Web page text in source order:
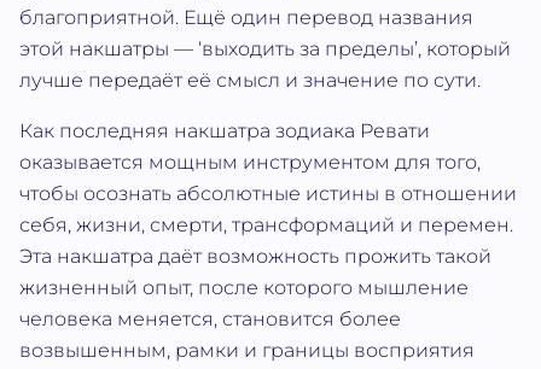
благоприятной. Ещё один перевод названия
этой накшатры — ‘выходить за пределы’, который
лучше передаёт её смысл и значение по сути.
Как последняя накшатра зодиака Ревати
оказывается мощным инструментом для того,
чтобы осознать абсолютные истины в отношении
себя, жизни, смерти, трансформаций и перемен.
Эта накшатра даёт возможность прожить такой
жизненный опыт, после которого мышление
человека меняется, становится более
возвышенным, рамки и границы восприятия